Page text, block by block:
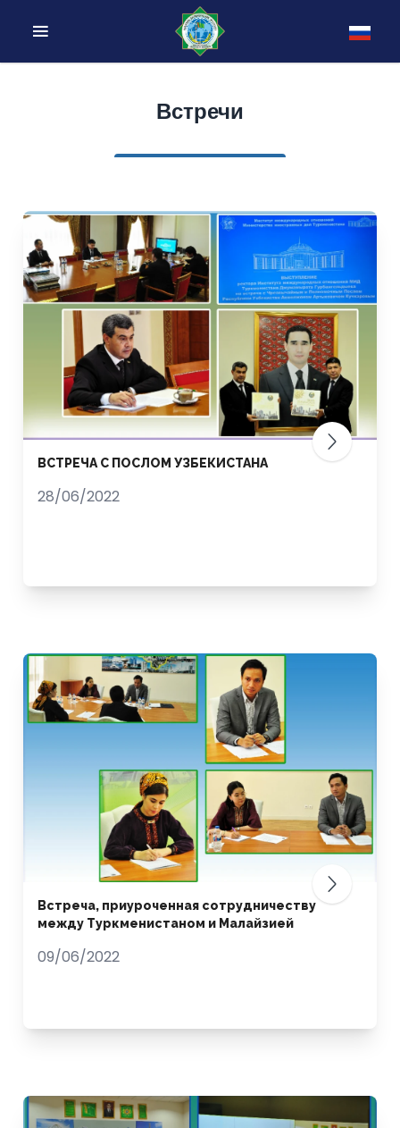
Встречи
ВСТРЕЧА С ПОСЛОМ УЗБЕКИСТАНА
28/06/2022
Встреча, приуроченная сотрудничеству
между Туркменистаном и Малайзией
09/06/2022